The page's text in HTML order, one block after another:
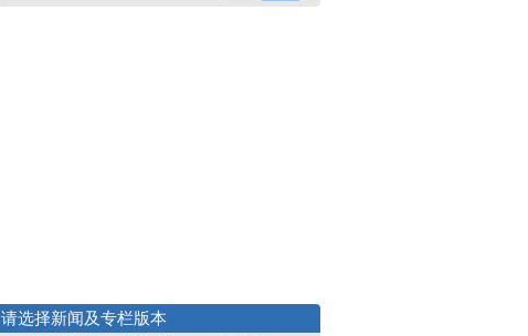
请选择新闻及专栏版本